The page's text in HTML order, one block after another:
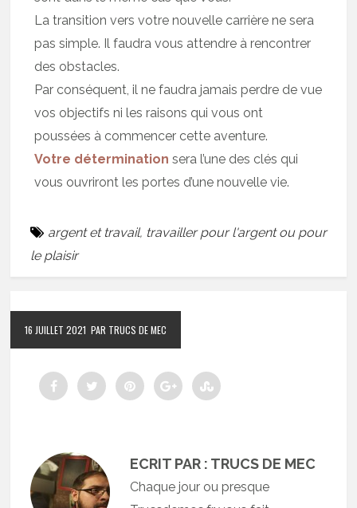
La transition vers votre nouvelle carrière ne sera
pas simple. Il faudra vous attendre à rencontrer
des obstacles.
Par conséquent, il ne faudra jamais perdre de vue
vos objectifs ni les raisons qui vous ont
poussées à commencer cette aventure.
Votre détermination sera l’une des clés qui
vous ouvriront les portes d’une nouvelle vie.
argent et travail, travailler pour l'argent ou pour
le plaisir
16 JUILLET 2021 PAR TRUCS DE MEC
ECRIT PAR : TRUCS DE MEC
Chaque jour ou presque